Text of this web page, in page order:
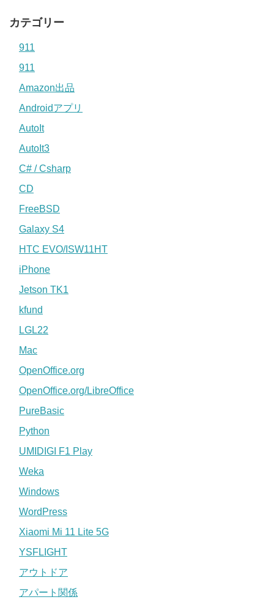
カテゴリー
911
911
Amazon出品
Androidアプリ
AutoIt
AutoIt3
C# / Csharp
CD
FreeBSD
Galaxy S4
HTC EVO/ISW11HT
iPhone
Jetson TK1
kfund
LGL22
Mac
OpenOffice.org
OpenOffice.org/LibreOffice
PureBasic
Python
UMIDIGI F1 Play
Weka
Windows
WordPress
Xiaomi Mi 11 Lite 5G
YSFLIGHT
アウトドア
アパート関係